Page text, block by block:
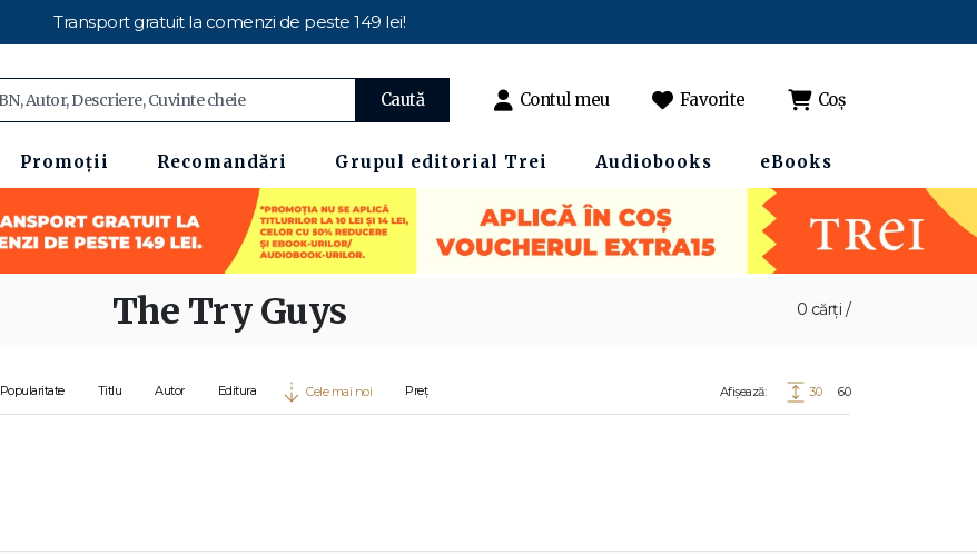
Transport gratuit la comenzi de peste 149 lei!
Caută Contul meu Favorite Coș
Promoții Recomandări Grupul editorial Trei Audiobooks eBooks
0 cărți /
The Try Guys
Popularitate Titlu Autor Editura Cele mai noi Preț Afișează: 30 60